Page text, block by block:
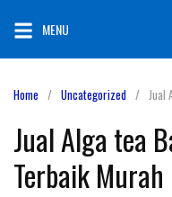
content
MENU
Home Uncategorized Jual
Jual Alga tea
Terbaik Murah